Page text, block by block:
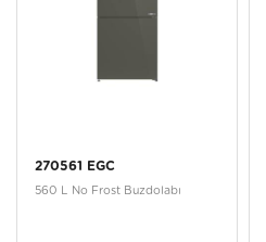
270561 EGC
560 L No Frost Buzdolabı